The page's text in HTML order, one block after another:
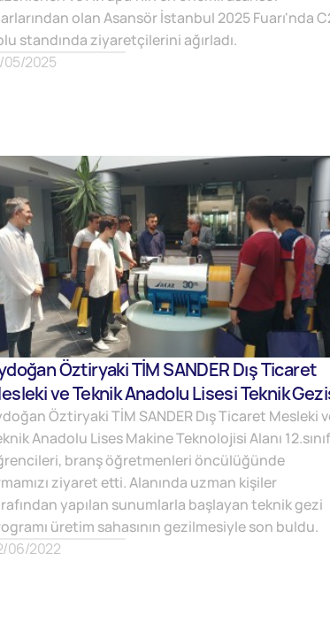
olan Asansör İstanbul 2025 Fuarı'nda
standında ziyaretçilerini ağırladı.
05/2025
Öztiryaki TİM SANDER Dış Ticaret
ve Teknik Anadolu Lisesi Teknik
Öztiryaki TİM SANDER Dış Ticaret Mesleki
Anadolu Lises Makine Teknolojisi Alanı 12.sınıf
branş öğretmenleri öncülüğünde
ziyaret etti. Alanında uzman kişiler
yapılan sunumlarla başlayan teknik gezi
üretim sahasının gezilmesiyle son buldu.
06/2022